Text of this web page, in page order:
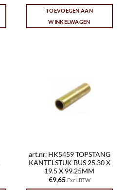
TOEVOEGEN AAN
WINKELWAGEN
art.nr. HK5459 TOPSTANG
KANTELSTUK BUS 25.30 X
19.5 X 99.25MM
€9,65 Excl. BTW